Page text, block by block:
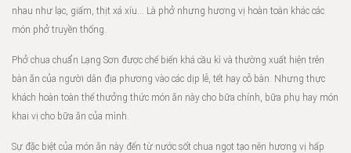
nhau như lạc, giấm, thịt xá xíu… Là phở nhưng hương vị hoàn toàn khác các
món phở truyền thống.
Phở chua chuẩn Lạng Sơn được chế biến khá cầu kì và thường xuất hiện trên
bàn ăn của người dân địa phương vào các dịp lễ, tết hay cỗ bàn. Nhưng thực
khách hoàn toàn thế thưởng thức món ăn này cho bữa chính, bữa phụ hay món
khai vị cho bữa ăn của mình.
Sự đặc biệt của món ăn này đến từ nước sốt chua ngọt tạo nên hương vị hấp